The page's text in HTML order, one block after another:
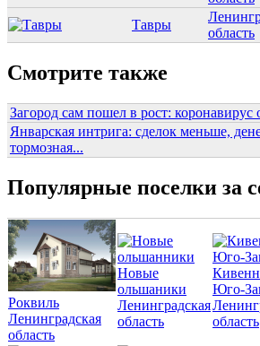
Тавры
область
Смотрите также
Загород сам пошел в рост: коронавирус
Январская интрига: сделок меньше,
тормозная...
Популярные поселки за
Роквиль
Ленинградская
область
Новые
ольшаники
Ленинградская
область
Юго-
область